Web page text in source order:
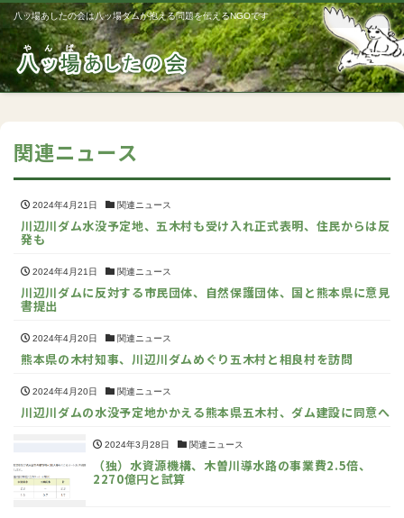
八ッ場あしたの会は八ッ場ダムが抱える問題を伝えるNGOです
関連ニュース
2024年4月21日 関連ニュース
川辺川ダム水没予定地、五木村も受け入れ正式表明、住民からは反
発も
2024年4月21日 関連ニュース
川辺川ダムに反対する市民団体、自然保護団体、国と熊本県に意見
書提出
2024年4月20日 関連ニュース
熊本県の木村知事、川辺川ダムめぐり五木村と相良村を訪問
2024年4月20日 関連ニュース
川辺川ダムの水没予定地かかえる熊本県五木村、ダム建設に同意へ
2024年3月28日 関連ニュース
（独）水資源機構、木曽川導水路の事業費2.5倍、
2270億円と試算